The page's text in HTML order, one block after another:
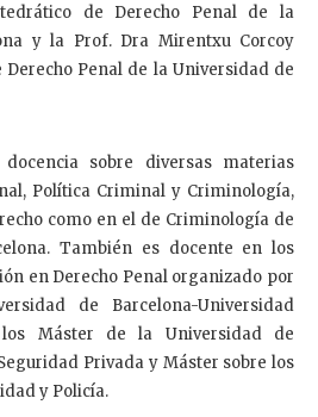
de Derecho Penal de la
y la Prof. Dra Mirentxu Corcoy
Derecho Penal de la Universidad de
sobre diversas materias
Política Criminal y Criminología,
como en el de Criminología de
También es docente en los
en Derecho Penal organizado por
de Barcelona-Universidad
Máster de la Universidad de
Privada y Máster sobre los
y Policía.